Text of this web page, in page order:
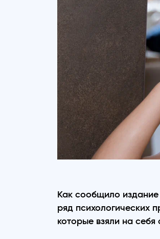
Как сообщило
ряд психологических
которые взяли на себя